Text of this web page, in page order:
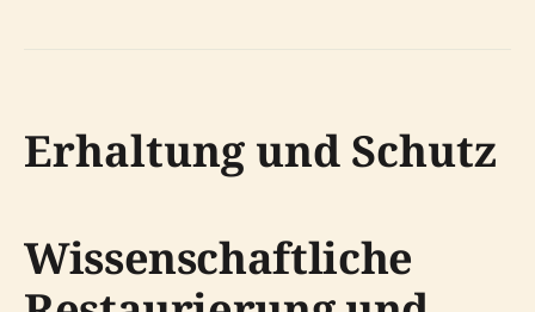
Erhaltung und Schutz
Wissenschaftliche